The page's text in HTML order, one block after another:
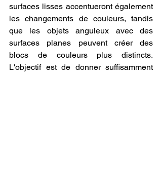
surfaces lisses accentueront également
les changements de couleurs, tandis
que les objets anguleux avec des
surfaces planes peuvent créer des
blocs de couleurs plus distincts.
L'objectif est de donner suffisamment